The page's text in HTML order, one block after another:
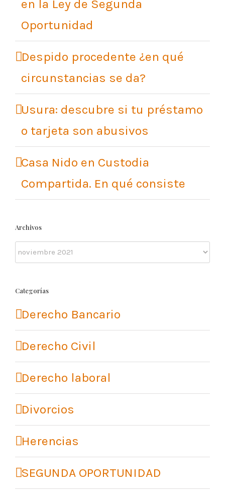
en la Ley de Segunda
Oportunidad
Despido procedente ¿en qué
circunstancias se da?
Usura: descubre si tu préstamo
o tarjeta son abusivos
Casa Nido en Custodia
Compartida. En qué consiste
Archivos
Archivos
Categorías
Derecho Bancario
Derecho Civil
Derecho laboral
Divorcios
Herencias
SEGUNDA OPORTUNIDAD